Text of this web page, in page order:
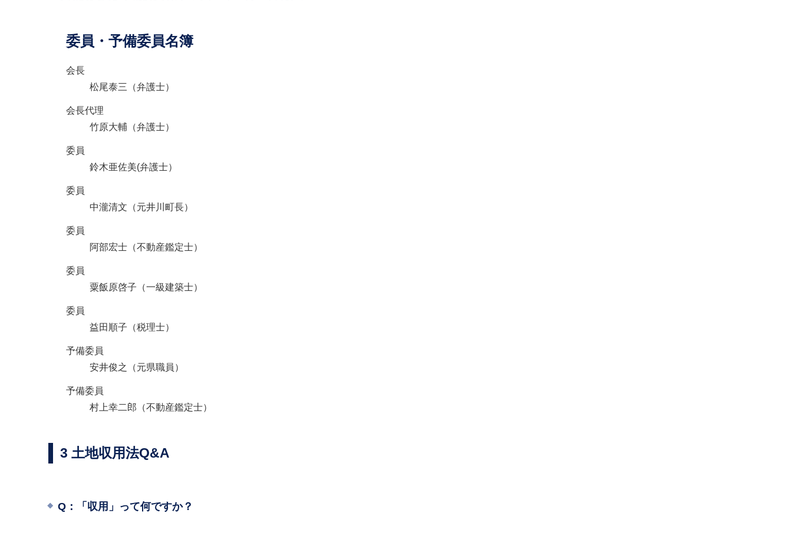
委員・予備委員名簿
会長
松尾泰三（弁護士）
会長代理
竹原大輔（弁護士）
委員
鈴木亜佐美(弁護士）
委員
中瀧清文（元井川町長）
委員
阿部宏士（不動産鑑定士）
委員
粟飯原啓子（一級建築士）
委員
益田順子（税理士）
予備委員
安井俊之（元県職員）
予備委員
村上幸二郎（不動産鑑定士）
3 土地収用法Q&A
Q：「収用」って何ですか？